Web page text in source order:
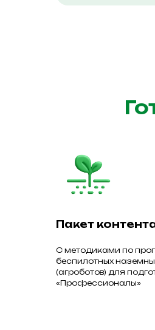
Пакет
С методиками по
беспилотных
(агроботов) для
«Профессионалы»